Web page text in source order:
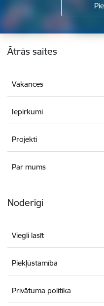
Kājene
Ātrās saites
Vakances
Iepirkumi
Projekti
Par mums
Noderīgi
Viegli lasīt
Piekļūstamība
Privātuma politika